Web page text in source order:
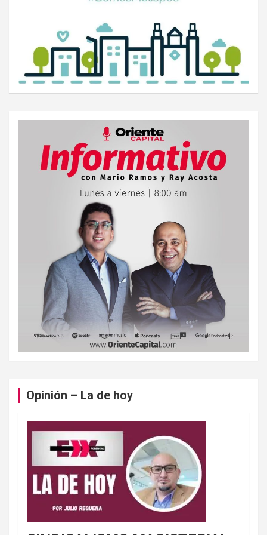
Opinión – La de hoy